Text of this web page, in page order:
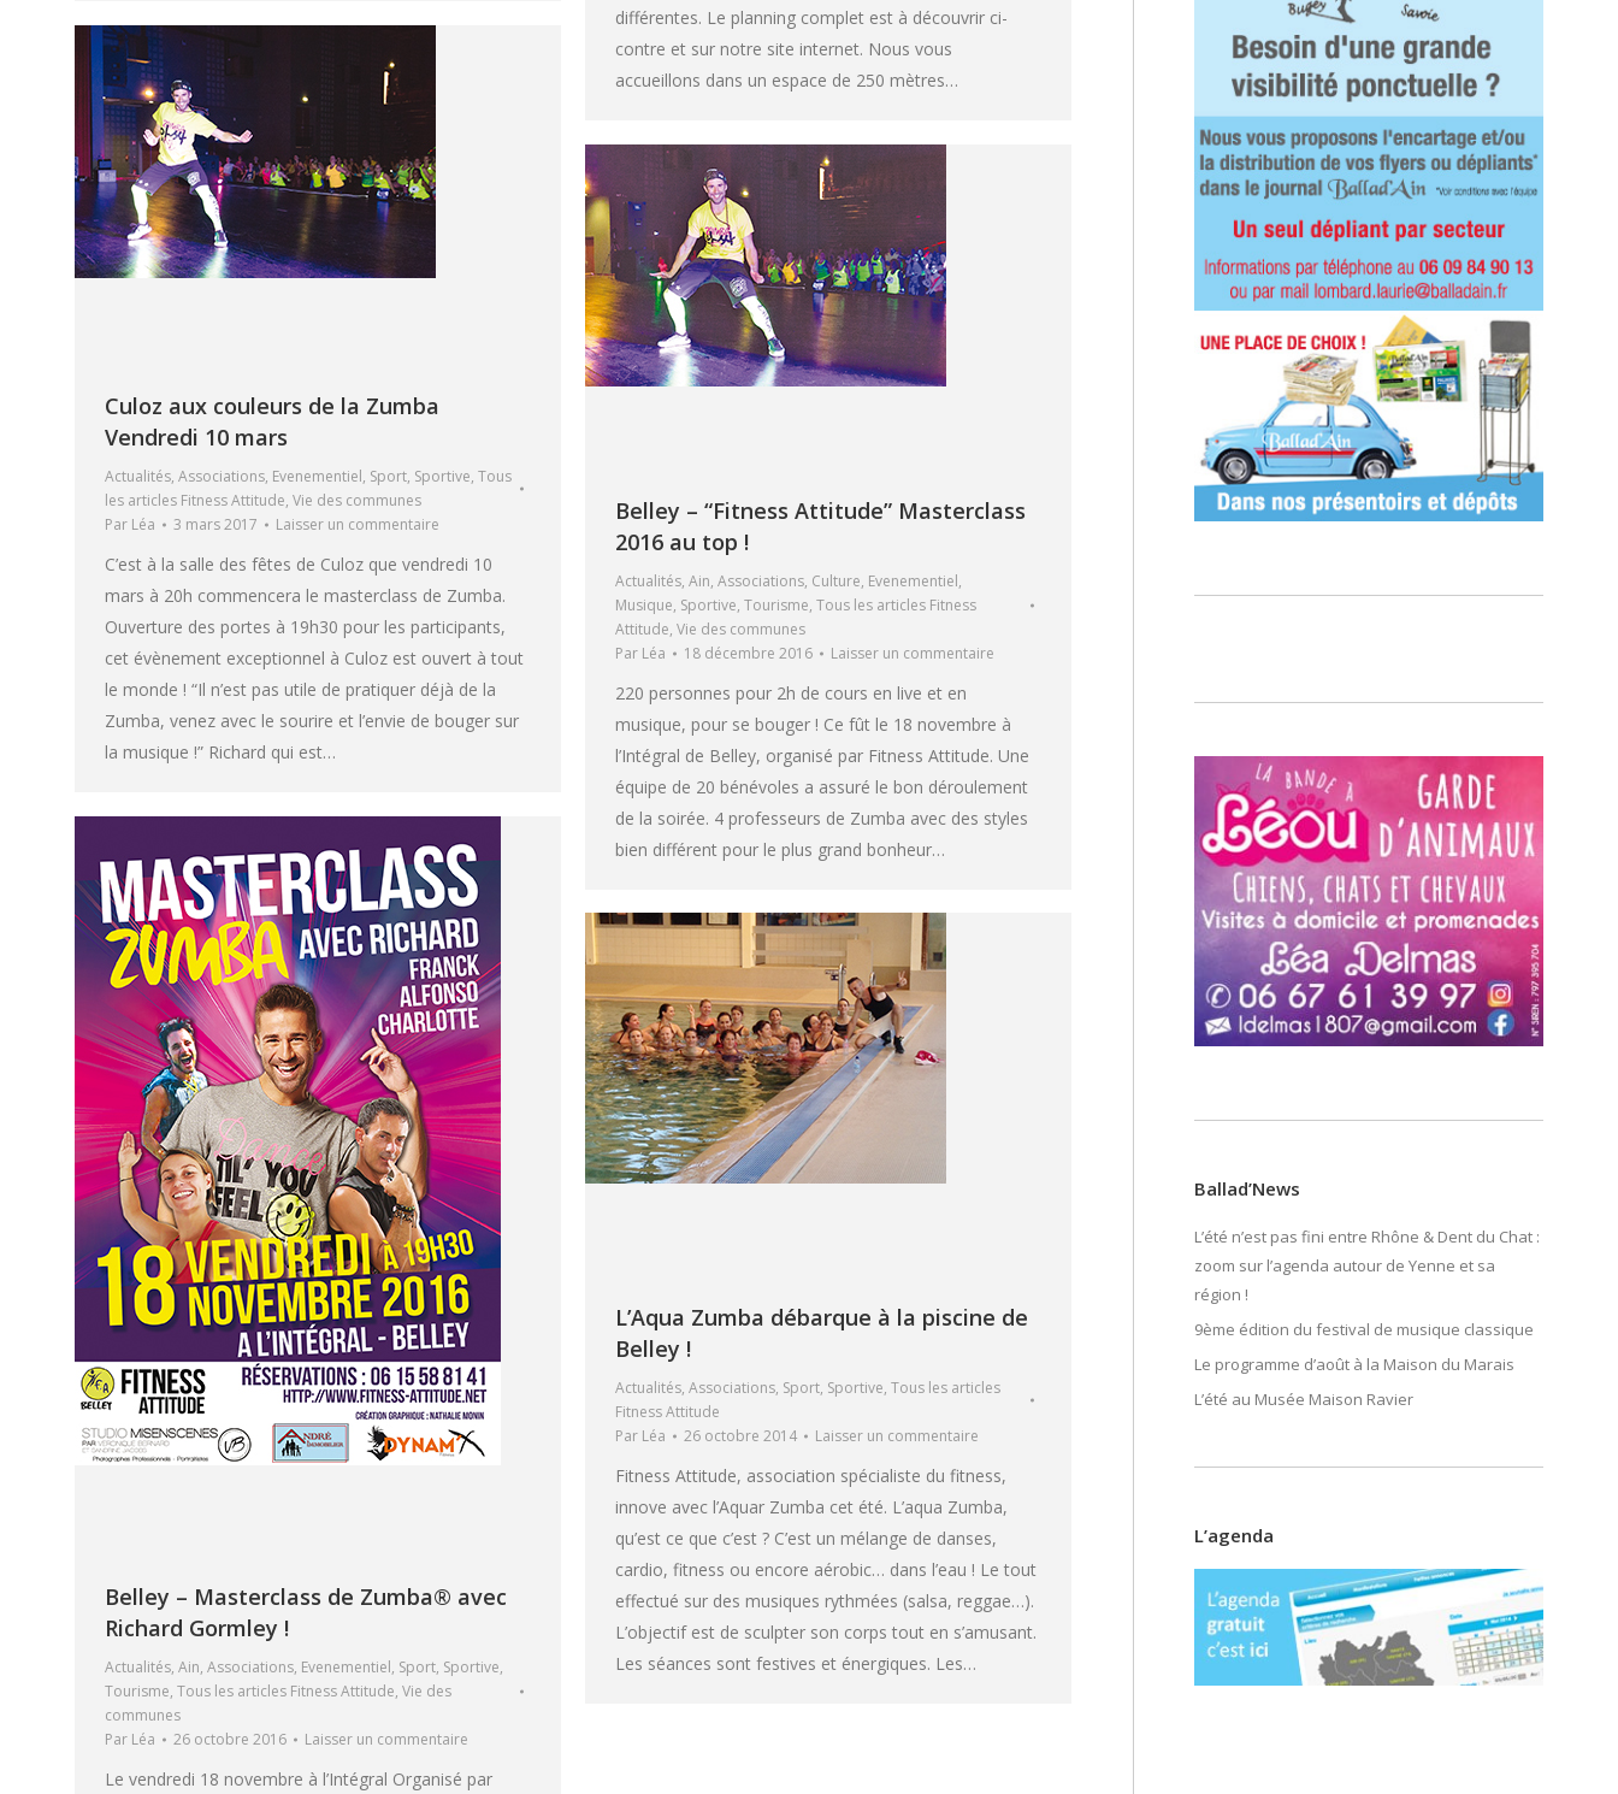
différentes. Le planning complet est à découvrir ci-
contre et sur notre site internet. Nous vous
accueillons dans un espace de 250 mètres…
Culoz aux couleurs de la Zumba
Vendredi 10 mars
Actualités, Associations, Evenementiel, Sport, Sportive, Tous
les articles Fitness Attitude, Vie des communes
Par Léa 3 mars 2017 Laisser un commentaire
C’est à la salle des fêtes de Culoz que vendredi 10
mars à 20h commencera le masterclass de Zumba.
Ouverture des portes à 19h30 pour les participants,
cet évènement exceptionnel à Culoz est ouvert à tout
le monde ! “Il n’est pas utile de pratiquer déjà de la
Zumba, venez avec le sourire et l’envie de bouger sur
la musique !” Richard qui est…
Belley – “Fitness Attitude” Masterclass
2016 au top !
Actualités, Ain, Associations, Culture, Evenementiel,
Musique, Sportive, Tourisme, Tous les articles Fitness
Attitude, Vie des communes
Par Léa 18 décembre 2016 Laisser un commentaire
220 personnes pour 2h de cours en live et en
musique, pour se bouger ! Ce fût le 18 novembre à
l’Intégral de Belley, organisé par Fitness Attitude. Une
équipe de 20 bénévoles a assuré le bon déroulement
de la soirée. 4 professeurs de Zumba avec des styles
bien différent pour le plus grand bonheur…
Belley – Masterclass de Zumba® avec
Richard Gormley !
Actualités, Ain, Associations, Evenementiel, Sport, Sportive,
Tourisme, Tous les articles Fitness Attitude, Vie des
communes
Par Léa 26 octobre 2016 Laisser un commentaire
Le vendredi 18 novembre à l’Intégral Organisé par
L’Aqua Zumba débarque à la piscine de
Belley !
Actualités, Associations, Sport, Sportive, Tous les articles
Fitness Attitude
Par Léa 26 octobre 2014 Laisser un commentaire
Fitness Attitude, association spécialiste du fitness,
innove avec l’Aquar Zumba cet été. L’aqua Zumba,
qu’est ce que c’est ? C’est un mélange de danses,
cardio, fitness ou encore aérobic… dans l’eau ! Le tout
effectué sur des musiques rythmées (salsa, reggae…).
L’objectif est de sculpter son corps tout en s’amusant.
Les séances sont festives et énergiques. Les…
Ballad’News
L’été n’est pas fini entre Rhône & Dent du Chat :
zoom sur l’agenda autour de Yenne et sa
région !
9ème édition du festival de musique classique
Le programme d’août à la Maison du Marais
L’été au Musée Maison Ravier
L’agenda